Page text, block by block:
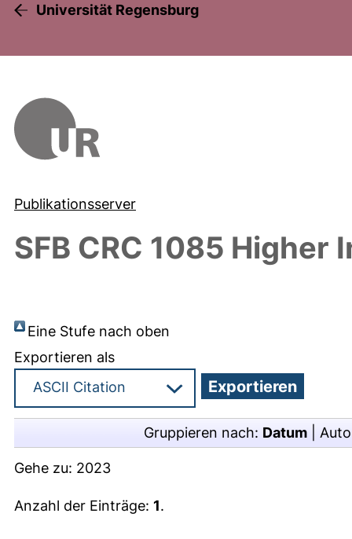
Universität Regensburg
Publikationsserver
SFB CRC 1085 Higher
Eine Stufe nach oben
Exportieren als
Gruppieren nach: Datum
Gehe zu: 2023
Anzahl der Einträge: 1.